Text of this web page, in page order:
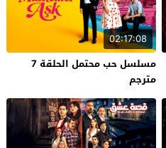
02:17:08
مسلسل حب محتمل الحلقة 7
مترجم